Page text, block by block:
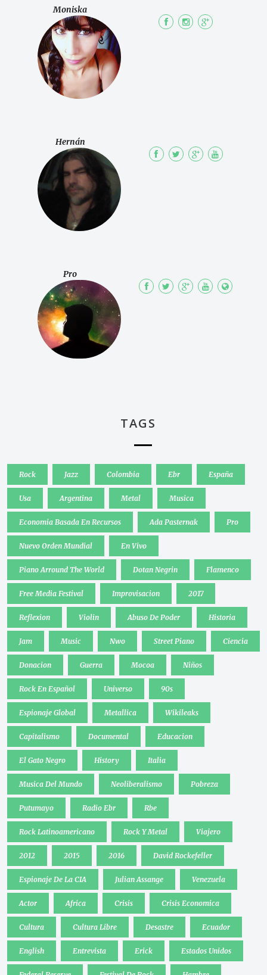
Moniska
Hernán
Pro
TAGS
Rock Jazz Colombia Ebr España
Usa Argentina Metal Musica
Economia Basada En Recursos Ada Pasternak Pro
Nuevo Orden Mundial En Vivo
Piano Arround The World Dotan Negrin Flamenco
Free Media Festival Improvisacion 2017
Reflexion Violin Abuso De Poder Historia
Jam Music Nwo Street Piano Ciencia
Donacion Guerra Mocoa Niños
Rock En Español Universo 90s
Espionaje Global Metallica Wikileaks
Capitalismo Documental Educacion
El Gato Negro History Italia
Musica Del Mundo Neoliberalismo Pobreza
Putumayo Radio Ebr Rbe
Rock Latinoamericano Rock Y Metal Viajero
2012 2015 2016 David Rockefeller
Espionaje De La CIA Julian Assange Venezuela
Actor Africa Crisis Crisis Economica
Cultura Cultura Libre Desastre Ecuador
English Entrevista Erick Estados Unidos